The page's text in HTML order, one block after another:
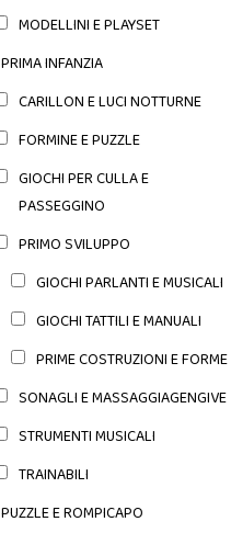
MODELLINI E PLAYSET
PRIMA INFANZIA
CARILLON E LUCI NOTTURNE
FORMINE E PUZZLE
GIOCHI PER CULLA E
PASSEGGINO
PRIMO SVILUPPO
GIOCHI PARLANTI E MUSICALI
GIOCHI TATTILI E MANUALI
PRIME COSTRUZIONI E FORME
SONAGLI E MASSAGGIAGENGIVE
STRUMENTI MUSICALI
TRAINABILI
PUZZLE E ROMPICAPO